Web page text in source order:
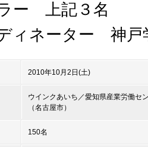
ー 上記３名
ィネーター 神戸
2010年10月2日(土)
ウインクあいち／愛知県産業労働セ
（名古屋市）
150名